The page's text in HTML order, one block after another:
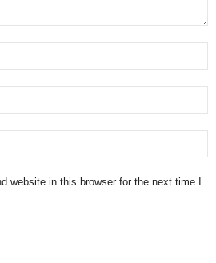
website in this browser for the next time I